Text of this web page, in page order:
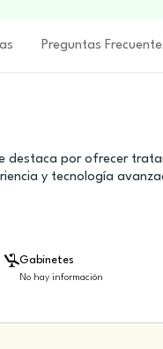
Preguntas
destaca por ofrecer
y tecnología
Gabinetes
No hay información